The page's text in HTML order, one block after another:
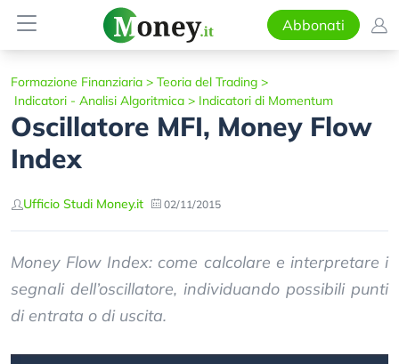
Abbonati
Formazione Finanziaria > Teoria del Trading >
Indicatori - Analisi Algoritmica > Indicatori di Momentum
Oscillatore MFI, Money Flow
Index
Ufficio Studi Money.it 02/11/2015
Money Flow Index: come calcolare e interpretare i
segnali dell’oscillatore, individuando possibili punti
di entrata o di uscita.